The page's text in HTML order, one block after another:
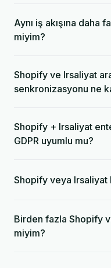
Aynı iş akışına
miyim?
Shopify ve Irsaliyat
senkronizasyonu ne
Shopify + Irsaliyat
GDPR uyumlu mu?
Shopify veya Irsaliyat
Birden fazla Shopify
miyim?